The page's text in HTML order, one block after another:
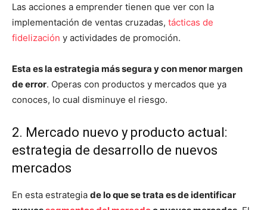
Las acciones a emprender tienen que ver con la
implementación de ventas cruzadas, tácticas de
fidelización y actividades de promoción.
Esta es la estrategia más segura y con menor margen
de error. Operas con productos y mercados que ya
conoces, lo cual disminuye el riesgo.
2. Mercado nuevo y producto actual:
estrategia de desarrollo de nuevos
mercados
En esta estrategia de lo que se trata es de identificar